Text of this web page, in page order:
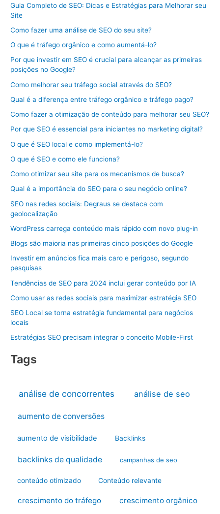
Guia Completo de SEO: Dicas e Estratégias para Melhorar seu
Site
Como fazer uma análise de SEO do seu site?
O que é tráfego orgânico e como aumentá-lo?
Por que investir em SEO é crucial para alcançar as primeiras
posições no Google?
Como melhorar seu tráfego social através do SEO?
Qual é a diferença entre tráfego orgânico e tráfego pago?
Como fazer a otimização de conteúdo para melhorar seu SEO?
Por que SEO é essencial para iniciantes no marketing digital?
O que é SEO local e como implementá-lo?
O que é SEO e como ele funciona?
Como otimizar seu site para os mecanismos de busca?
Qual é a importância do SEO para o seu negócio online?
SEO nas redes sociais: Degraus se destaca com
geolocalização
WordPress carrega conteúdo mais rápido com novo plug-in
Blogs são maioria nas primeiras cinco posições do Google
Investir em anúncios fica mais caro e perigoso, segundo
pesquisas
Tendências de SEO para 2024 inclui gerar conteúdo por IA
Como usar as redes sociais para maximizar estratégia SEO
SEO Local se torna estratégia fundamental para negócios
locais
Estratégias SEO precisam integrar o conceito Mobile-First
Tags
análise de concorrentes análise de seo
aumento de conversões
aumento de visibilidade Backlinks
backlinks de qualidade campanhas de seo
conteúdo otimizado Conteúdo relevante
crescimento do tráfego crescimento orgânico